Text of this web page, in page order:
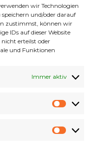
wir Technologien
und/oder darauf
zustimmst, können wir
IDs auf dieser Website
erteilst oder
und Funktionen
Immer aktiv
gemeinsam
Meter-Runde
Sonnenschein